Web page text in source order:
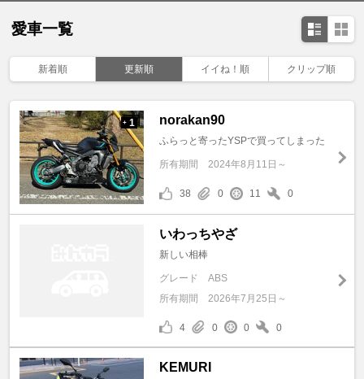
愛車一覧
新着順 更新順 イイね！順 クリップ順
+ 1 norakan90
ふらっと寄ったYSPで買ってしまった
所有期間 2024年8月11日～
38 0 11 0
いわっちやざ
新しい相棒
グレード
ABS
所有期間
2026年7月25日～
4 0 0 0
KEMURI